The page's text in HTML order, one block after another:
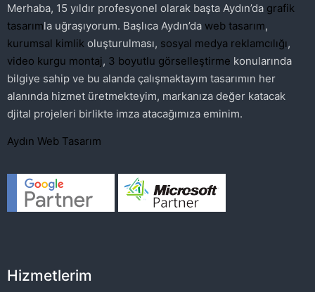
Merhaba, 15 yıldır profesyonel olarak başta Aydın’da grafik
tasarımla uğraşıyorum. Başlıca Aydın’da web tasarım,
kurumsal kimlik oluşturulması, sosyal medya reklamcılığı,
video kurgu montaj, 3 boyutlu görselleştirme konularında
bilgiye sahip ve bu alanda çalışmaktayım tasarımın her
alanında hizmet üretmekteyim, markanıza değer katacak
djital projeleri birlikte imza atacağımıza eminim.
Aydın Web Tasarım
Hizmetlerim